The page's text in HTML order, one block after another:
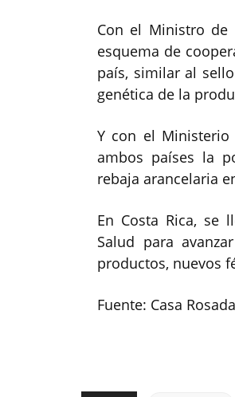
Con el Ministro de
esquema de
país, similar al
genética de la
Y con el Ministerio
ambos países la
rebaja arancelaria
En Costa Rica, se
Salud para
productos, nuevos
Fuente: Casa Rosada